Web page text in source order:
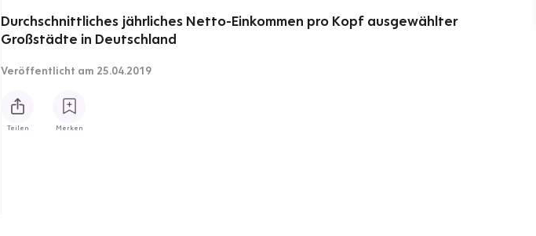
Durchschnittliches jährliches Netto-Einkommen pro Kopf ausgewählter
Großstädte in Deutschland
Veröffentlicht am 25.04.2019
Teilen Merken